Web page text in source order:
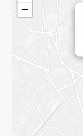
−